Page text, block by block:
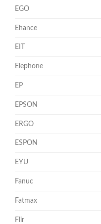
EGO
Ehance
EIT
Elephone
EP
EPSON
ERGO
ESPON
EYU
Fanuc
Fatmax
Flir